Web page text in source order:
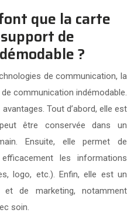
que la carte
de
?
de communication, la
communication indémodable.
Tout d’abord, elle est
être conservée dans un
Ensuite, elle permet de
les informations
logo, etc.). Enfin, elle est un
de marketing, notamment
soin.